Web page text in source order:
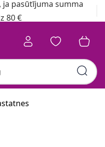
ja pasūtījuma summa
80 €